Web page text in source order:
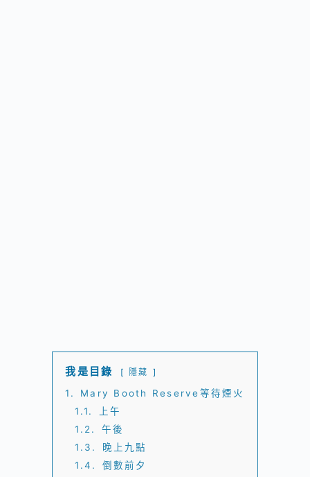
我是目錄 隱藏
1.
Mary Booth Reserve等待煙火
1.1.
上午
1.2.
午後
1.3.
晚上九點
1.4.
倒數前夕